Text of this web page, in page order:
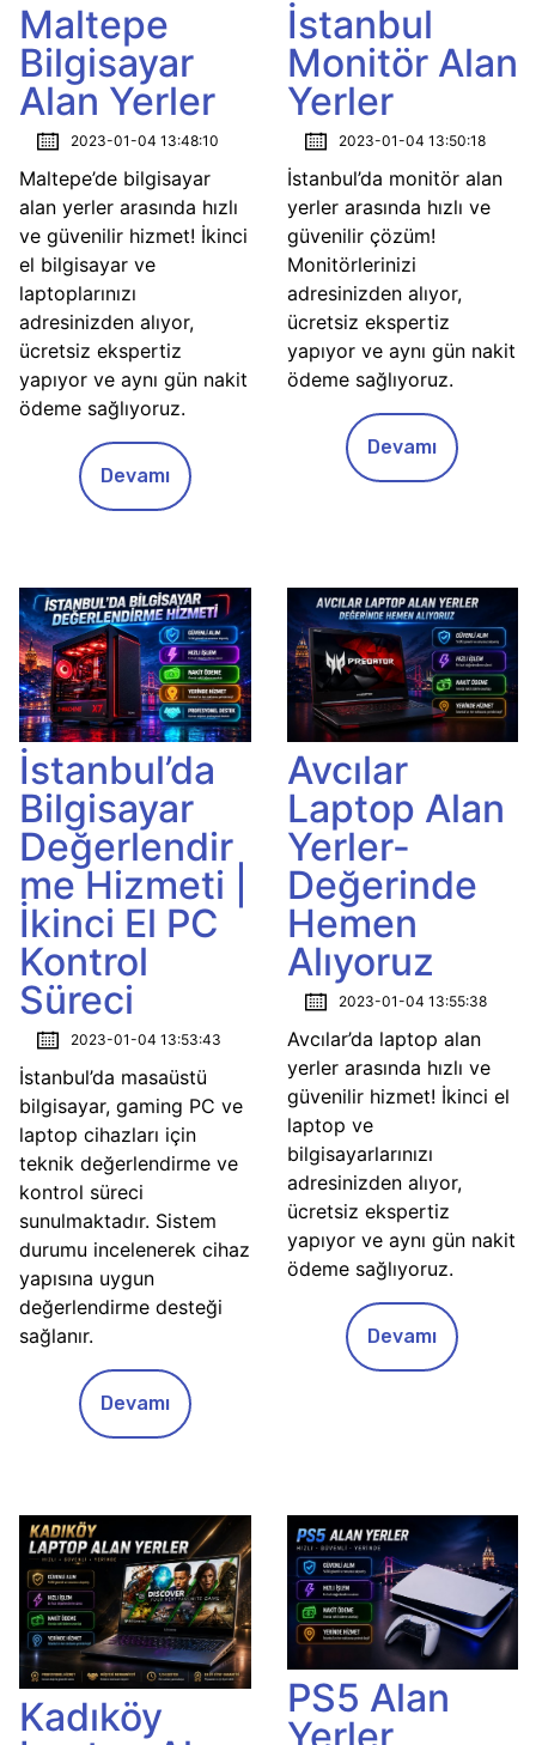
Maltepe
Bilgisayar
Alan Yerler
2023-01-04 13:48:10
Maltepe’de bilgisayar
alan yerler arasında hızlı
ve güvenilir hizmet! İkinci
el bilgisayar ve
laptoplarınızı
adresinizden alıyor,
ücretsiz ekspertiz
yapıyor ve aynı gün nakit
ödeme sağlıyoruz.
Devamı
İstanbul
Monitör Alan
Yerler
2023-01-04 13:50:18
İstanbul’da monitör alan
yerler arasında hızlı ve
güvenilir çözüm!
Monitörlerinizi
adresinizden alıyor,
ücretsiz ekspertiz
yapıyor ve aynı gün nakit
ödeme sağlıyoruz.
Devamı
İstanbul’da
Bilgisayar
Değerlendir
me Hizmeti |
İkinci El PC
Kontrol
Süreci
2023-01-04 13:53:43
İstanbul’da masaüstü
bilgisayar, gaming PC ve
laptop cihazları için
teknik değerlendirme ve
kontrol süreci
sunulmaktadır. Sistem
durumu incelenerek cihaz
yapısına uygun
değerlendirme desteği
sağlanır.
Devamı
Avcılar
Laptop Alan
Yerler-
Değerinde
Hemen
Alıyoruz
2023-01-04 13:55:38
Avcılar’da laptop alan
yerler arasında hızlı ve
güvenilir hizmet! İkinci el
laptop ve
bilgisayarlarınızı
adresinizden alıyor,
ücretsiz ekspertiz
yapıyor ve aynı gün nakit
ödeme sağlıyoruz.
Devamı
Kadıköy
PS5 Alan